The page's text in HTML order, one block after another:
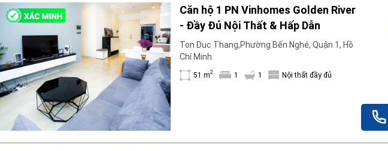
Internet
Nhu thiết bị
Cho nuôi thú cưng
Nhà bếp
Bồn tắm
Ống hút khói điện
Bình chữa cháy
Máy lạnh
Căn hộ 1 PN Vinhomes Golden River
- Đầy Đủ Nội Thất & Hấp Dẫn
Ton Duc Thang,Phường Bến Nghé, Quận 1, Hồ
Chí Minh
51 m2 1 1 Nội thất đầy đủ